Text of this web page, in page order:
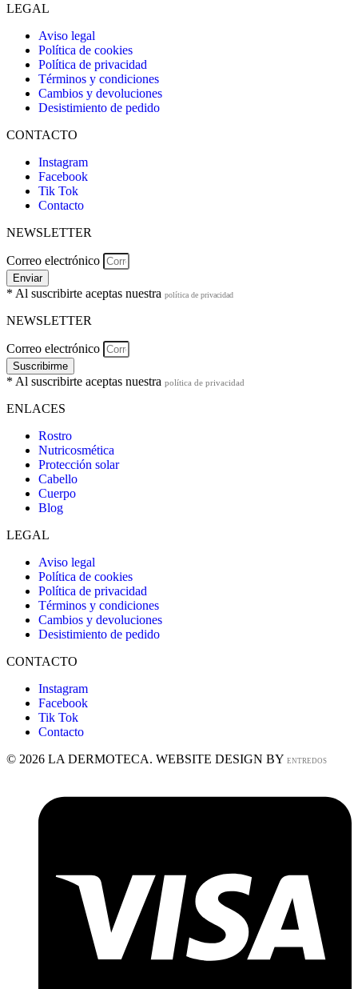
LEGAL
Aviso legal
Política de cookies
Política de privacidad
Términos y condiciones
Cambios y devoluciones
Desistimiento de pedido
CONTACTO
Instagram
Facebook
Tik Tok
Contacto
NEWSLETTER
Correo electrónico
Enviar
* Al suscribirte aceptas nuestra política de privacidad
NEWSLETTER
Correo electrónico
Suscribirme
* Al suscribirte aceptas nuestra política de privacidad
ENLACES
Rostro
Nutricosmética
Protección solar
Cabello
Cuerpo
Blog
LEGAL
Aviso legal
Política de cookies
Política de privacidad
Términos y condiciones
Cambios y devoluciones
Desistimiento de pedido
CONTACTO
Instagram
Facebook
Tik Tok
Contacto
© 2026 LA DERMOTECA. WEBSITE DESIGN BY ENTREDOS